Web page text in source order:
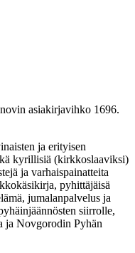
asiakirjavihko 1696.
ja erityisen
kyrillisiä (kirkkoslaaviksi)
ja varhaispainatteita
pyhittäjäisä
jumalanpalvelus ja
siirrolle,
ja Novgorodin Pyhän